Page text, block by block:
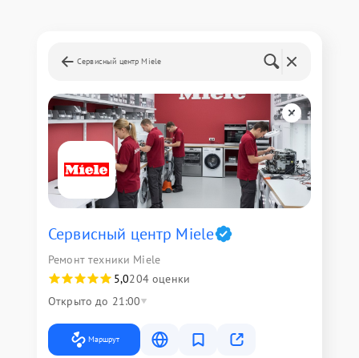
Сервисный центр Miele
Сервисный центр Miele
Ремонт техники Miele
5,0204 оценки
Открыто до 21:00
Маршрут